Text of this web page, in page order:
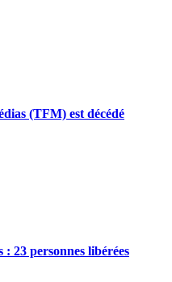
(TFM) est décédé
: 23 personnes libérées